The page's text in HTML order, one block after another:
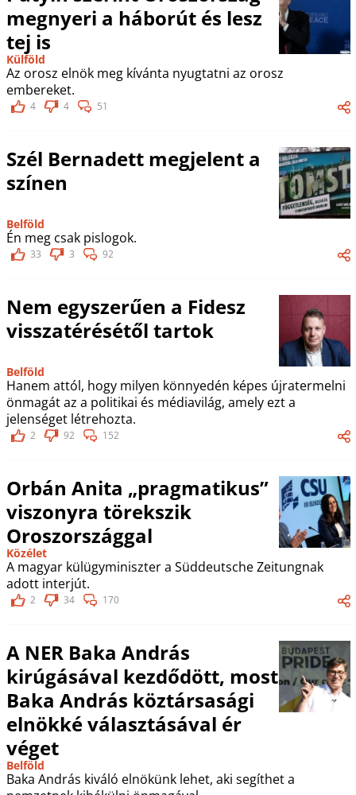
megnyeri a háborút és lesz
tej is
Külföld
Az orosz elnök meg kívánta nyugtatni az orosz
embereket.
4 4 51
Szél Bernadett megjelent a
színen
Belföld
Én meg csak pislogok.
33 3 92
Nem egyszerűen a Fidesz
visszatérésétől tartok
Belföld
Hanem attól, hogy milyen könnyedén képes újratermelni
önmagát az a politikai és médiavilág, amely ezt a
jelenséget létrehozta.
2 92 152
Orbán Anita „pragmatikus”
viszonyra törekszik
Oroszországgal
Közélet
A magyar külügyminiszter a Süddeutsche Zeitungnak
adott interjút.
2 34 170
A NER Baka András
kirúgásával kezdődött, most
Baka András köztársasági
elnökké választásával ér
véget
Belföld
Baka András kiváló elnökünk lehet, aki segíthet a